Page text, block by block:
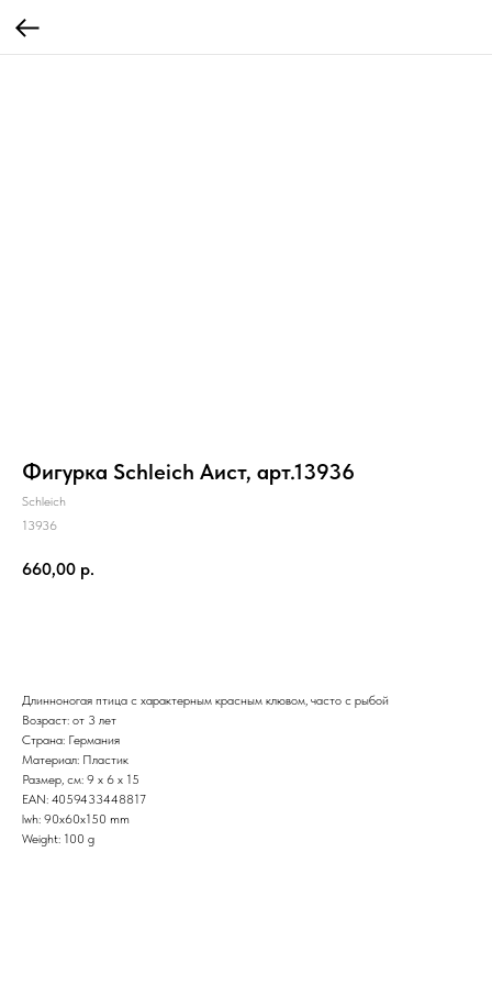
Фигурка Schleich Аист, арт.13936
Schleich
13936
660,00 р.
Длинноногая птица с характерным красным клювом, часто с рыбой
Возраст: от 3 лет
Страна: Германия
Материал: Пластик
Размер, см: 9 x 6 x 15
EAN: 4059433448817
lwh: 90x60x150 mm
Weight: 100 g